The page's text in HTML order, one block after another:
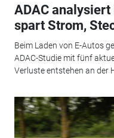
ADAC
spart Strom,
Beim Laden von E-Autos
ADAC-Studie mit fünf
Verluste entstehen an der